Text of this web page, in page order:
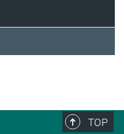
TOP